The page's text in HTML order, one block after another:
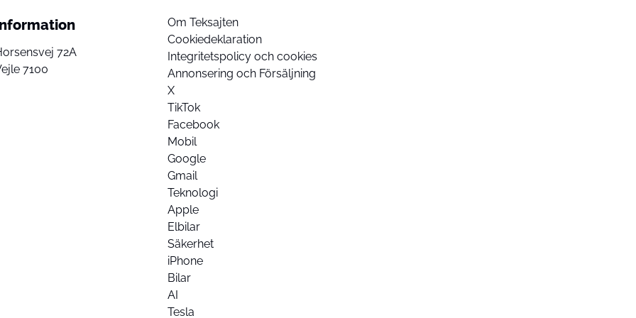
72A
7100
Om Teksajten
Cookiedeklaration
Integritetspolicy och cookies
Annonsering och Försäljning
X
TikTok
Facebook
Mobil
Google
Gmail
Teknologi
Apple
Elbilar
Säkerhet
iPhone
Bilar
AI
Tesla